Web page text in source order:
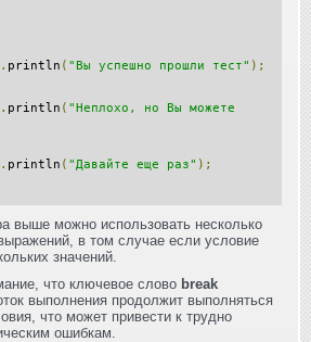
. println ( "Вы успешно прошли тест" );
. println ( "Неплохо, но Вы можете
. println ( "Давайте еще раз" );
выше можно использовать несколько
в том случае если условие
значений.
что ключевое слово break
выполнения продолжит выполняться
что может привести к трудно
ошибкам.